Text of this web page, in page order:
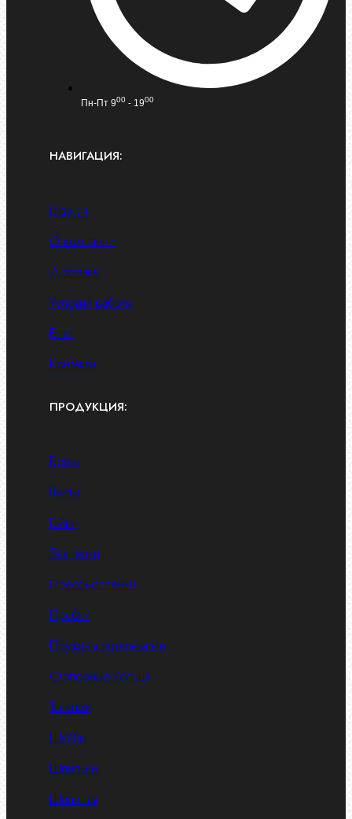
Пн-Пт 900 - 1900
НАВИГАЦИЯ:
Главная
О компании
Доставка
Условия работы
Блог
Контакты
ПРОДУКЦИЯ:
Болты
Винты
Гайки
Заклепки
Пресс-масленки
Пробки
Пружины тарельчатые
Стопорные кольца
Такелаж
Шайбы
Шпильки
Шплинты